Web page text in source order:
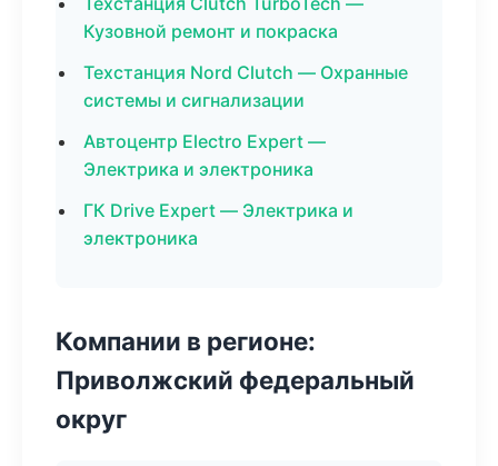
Кузовной ремонт и покраска
Техстанция Nord Clutch — Охранные
системы и сигнализации
Автоцентр Electro Expert —
Электрика и электроника
ГК Drive Expert — Электрика и
электроника
Компании в регионе:
Приволжский федеральный
округ